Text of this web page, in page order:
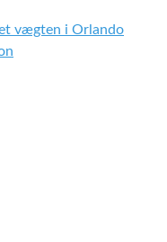
vægten i Orlando